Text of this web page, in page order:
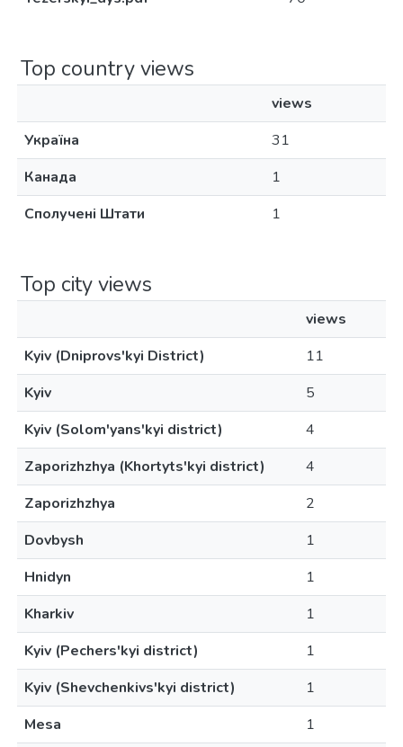
Top country views
views
Україна
31
Канада
1
Сполучені Штати
1
Top city views
views
Kyiv (Dniprovs'kyi District)
11
Kyiv
5
Kyiv (Solom'yans'kyi district)
4
Zaporizhzhya (Khortyts'kyi district)
4
Zaporizhzhya
2
Dovbysh
1
Hnidyn
1
Kharkiv
1
Kyiv (Pechers'kyi district)
1
Kyiv (Shevchenkivs'kyi district)
1
Mesa
1